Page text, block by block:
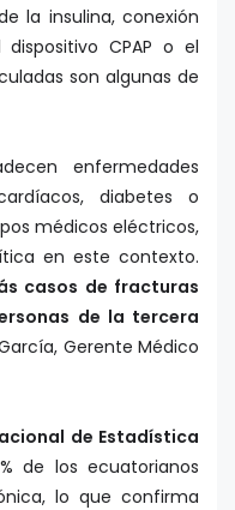
la insulina, conexión
CPAP o el
son algunas de
enfermedades
diabetes o
médicos eléctricos,
en este contexto.
casos de fracturas
de la tercera
Gerente Médico
de Estadística
de los ecuatorianos
lo que confirma